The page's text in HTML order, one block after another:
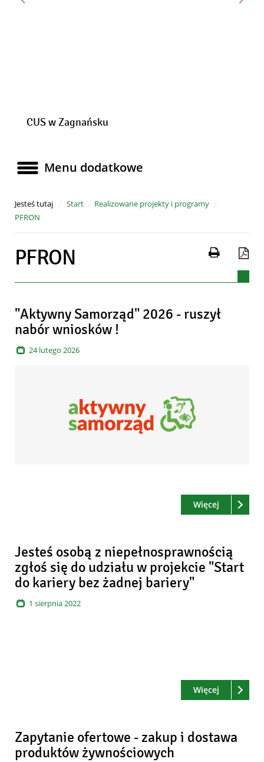
CUS w Zagnańsku
Menu dodatkowe
Menu dodatkowe
Jesteś tutaj Start
Realizowane projekty i programy
PFRON
PFRON
Artykuły
"Aktywny Samorząd" 2026 - ruszył
nabór wniosków !
24lutego 2026
Czytaj
Więcej o:
Jesteś osobą z niepełnosprawnością
zgłoś się do udziału w projekcie "Start
do kariery bez żadnej bariery"
1 sierpnia2022
Czytaj
Więcej o: Jesteś
Zapytanie ofertowe - zakup i dostawa
produktów żywnościowych